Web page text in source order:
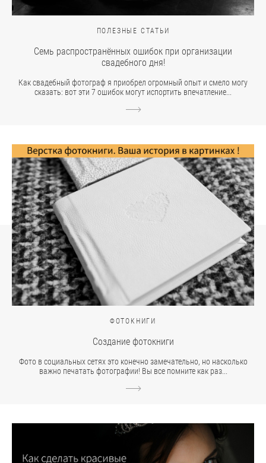
ПОЛЕЗНЫЕ СТАТЬИ
Семь распространённых ошибок при организации
свадебного дня!
Как свадебный фотограф я приобрел огромный опыт и смело могу
сказать: вот эти 7 ошибок могут испортить впечатление...
ФОТОКНИГИ
Создание фотокниги
Фото в социальных сетях это конечно замечательно, но насколько
важно печатать фотографии! Вы все помните как раз...